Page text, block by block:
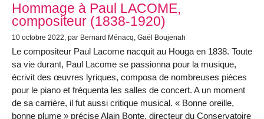
Hommage à Paul LACOME,
compositeur (1838-1920)
10 octobre 2022, par Bernard Ménacq, Gaël Boujenah
Le compositeur Paul Lacome nacquit au Houga en 1838. Toute
sa vie durant, Paul Lacome se passionna pour la musique,
écrivit des œuvres lyriques, composa de nombreuses pièces
pour le piano et fréquenta les salles de concert. A un moment
de sa carrière, il fut aussi critique musical. « Bonne oreille,
bonne plume » précise Alain Bonte, directeur du Conservatoire